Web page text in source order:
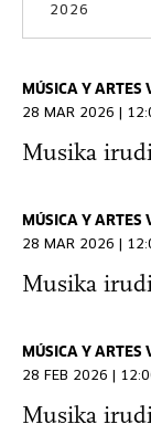
2026
MÚSICA Y ARTES
28 MAR 2026 |
Musika
MÚSICA Y ARTES
28 MAR 2026 |
Musika
MÚSICA Y ARTES
28 FEB 2026 |
Musika